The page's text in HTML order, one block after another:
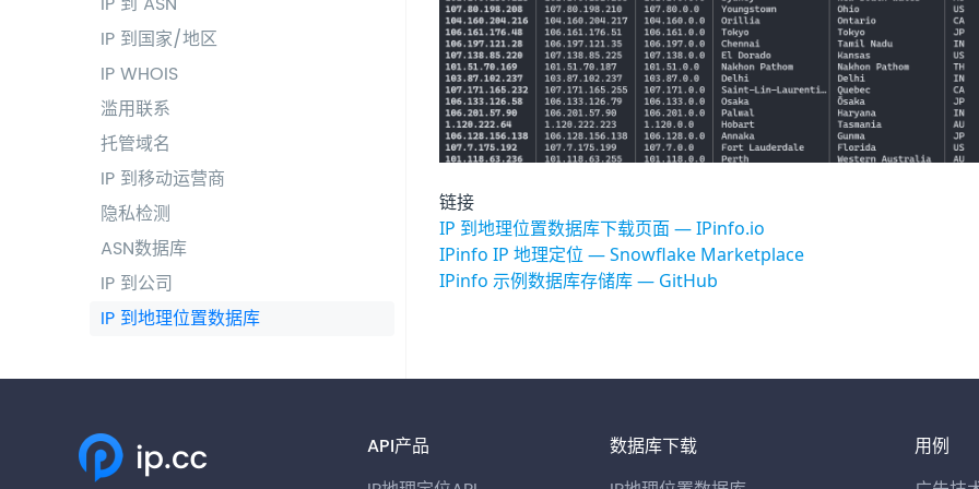
IP 到国家/地区
IP WHOIS
滥用联系
托管域名
IP 到移动运营商
隐私检测
ASN数据库
IP 到公司
IP 到地理位置数据库
链接
IP 到地理位置数据库下载页面 — IPinfo.io
IPinfo IP 地理定位 — Snowflake Marketplace
IPinfo 示例数据库存储库 — GitHub
API产品
数据库下载
用例